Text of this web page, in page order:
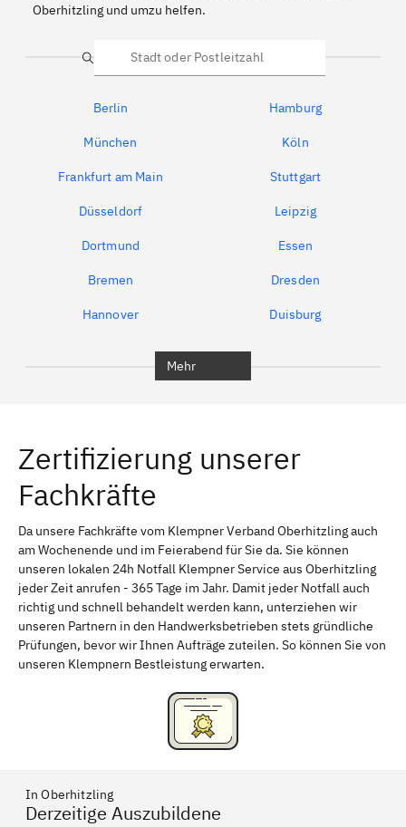
Oberhitzling und umzu helfen.
Suche
Berlin Hamburg
München Köln
Frankfurt am Main Stuttgart
Düsseldorf Leipzig
Dortmund Essen
Bremen Dresden
Hannover Duisburg
Erlangen Bamberg
Bayreuth
Schweinfurt Passau
Freising Rudelsdorf, Mittelfranken
Mehr
Zertifizierung unserer
Fachkräfte
Da unsere Fachkräfte vom Klempner Verband Oberhitzling auch
am Wochenende und im Feierabend für Sie da. Sie können
unseren lokalen 24h Notfall Klempner Service aus Oberhitzling
jeder Zeit anrufen - 365 Tage im Jahr. Damit jeder Notfall auch
richtig und schnell behandelt werden kann, unterziehen wir
unseren Partnern in den Handwerksbetrieben stets gründliche
Prüfungen, bevor wir Ihnen Aufträge zuteilen. So können Sie von
unseren Klempnern Bestleistung erwarten.
In Oberhitzling
Derzeitige Auszubildene